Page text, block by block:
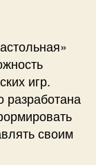
игр.
разработана
своим